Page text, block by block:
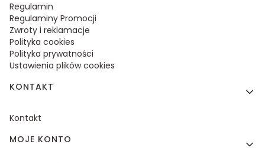
Regulamin
Regulaminy Promocji
Zwroty i reklamacje
Polityka cookies
Polityka prywatności
Ustawienia plików cookies
KONTAKT
Kontakt
MOJE KONTO